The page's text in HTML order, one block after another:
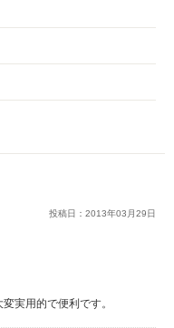
投稿日： 2013年03 月29日
実用的で便利です。